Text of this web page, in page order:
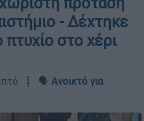
- Δέχτηκε
στο χέρι
┋ 🗣️ Ανοικτό για